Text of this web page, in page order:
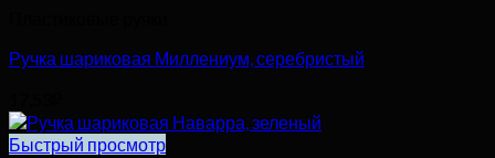
Ручка шариковая Миллениум, серебристый
Быстрый просмотр